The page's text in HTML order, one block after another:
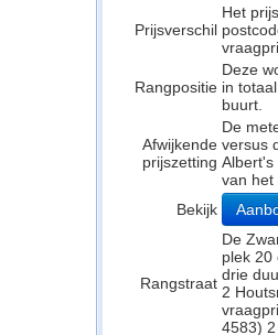
Prijsverschil
Het
Rangpositie
Deze
in
buurt.
Afwijkende
prijszetting
De
versus
Albert's
van het
Bekijk
Rangstraat
De
plek 20
drie
2
4583)